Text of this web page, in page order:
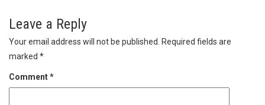
Leave a Reply
Your email address will not be published.
Required fields are
marked *
Comment*